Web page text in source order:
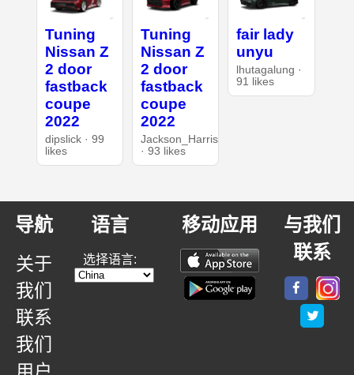
Tuning
Nissan Z
2 door
fastback
coupe
2022
dipslick · 99
likes
Tuning
Nissan Z
2 door
fastback
coupe
2022
Jackson_Harris
· 93 likes
fair lady
unyu
lhutagalung ·
91 likes
导航
关于
我们
联系
我们
语言
选择语言:
移动应用
与我们
联系